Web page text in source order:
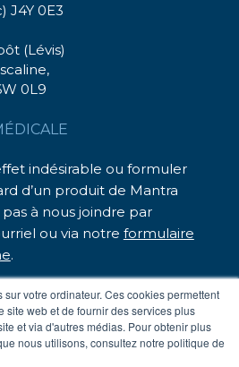
votre ordinateur. Ces cookies permettent
site web et de fournir des services plus
et via d'autres médias. Pour obtenir plus
nous utilisons, consultez notre politique de
J4Y 0E3
(Lévis)
0L9
indésirable ou formuler
d’un produit de Mantra
pas à nous joindre par
ou via notre formulaire
.
vous assister.
: 1 833 248-7326